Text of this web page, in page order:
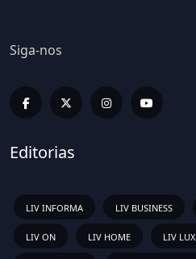
Siga-nos
Editorias
LIV INFORMA LIV BUSINESS
LIV ON LIV HOME LIV LUX